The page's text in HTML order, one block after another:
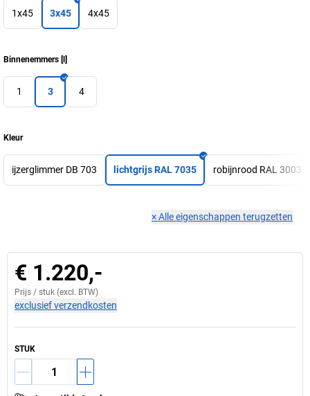
1x45 3x45 4x45
Binnenemmers [ ]
1 3 4
Kleur
ijzerglimmer DB 703 lichtgrijs RAL 7035 robijnrood RAL 3003
×Alle eigenschappen terugzetten
€ 1.220,-
Prijs / stuk (excl. BTW)
exclusief verzendkosten
STUK